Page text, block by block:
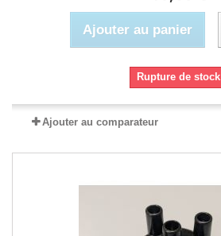
Ajouter au panier
Rupture de stock
Ajouter au comparateur